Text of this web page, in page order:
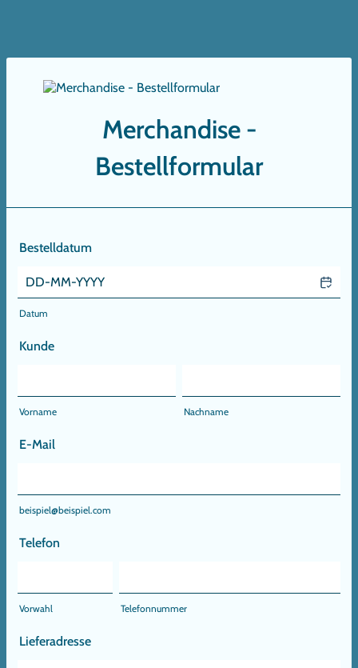
Merchandise -
Bestellformular
Bestelldatum
Datum
Kunde
Vorname Nachname
E-Mail
beispiel@beispiel.com
Telefon
Vorwahl Telefonnummer
Lieferadresse